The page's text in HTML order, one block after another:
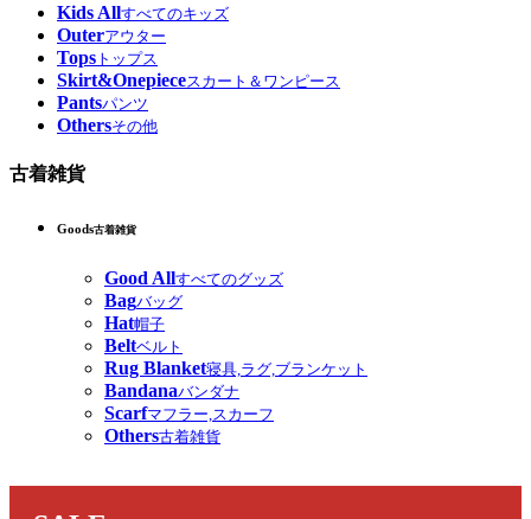
Kids Allすべてのキッズ
Outerアウター
Tops トップス
Skirt&Onepieceスカート＆ワンピース
Pantsパンツ
Othersその他
古着雑貨
Goods古着雑貨
Good Allすべてのグッズ
Bagバッグ
Hat帽子
Beltベルト
Rug Blanket寝具,ラグ,ブランケット
Bandanaバンダナ
Scarfマフラー,スカーフ
Others古着雑貨